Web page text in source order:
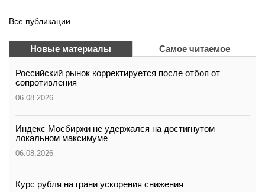
Все публикации
Новые материалы Самое читаемое
Российский рынок корректируется после отбоя от
сопротивления
06.08.2026
Индекс Мосбиржи не удержался на достигнутом
локальном максимуме
06.08.2026
Курс рубля на грани ускорения снижения